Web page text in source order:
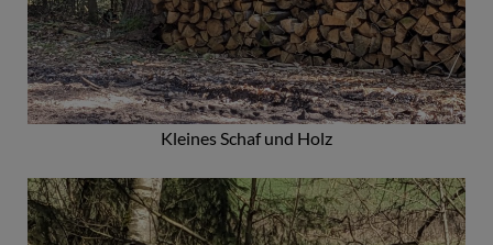
Kleines Schaf und Holz